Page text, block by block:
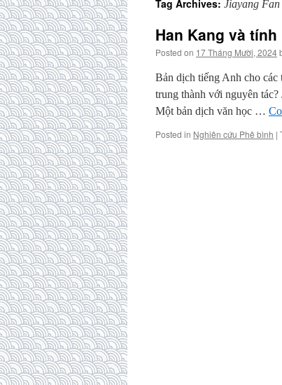
Tag Archives: Jiayang Fan
Han Kang và
Posted on 17 Tháng Mười, 2024
Bản dịch tiếng Anh cho
trung thành với nguyên
Một bản dịch văn học …
Posted in Nghiên cứu Phê bình |